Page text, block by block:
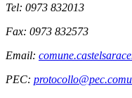
Tel: 0973 832013
Fax: 0973 832573
Email:
PEC: